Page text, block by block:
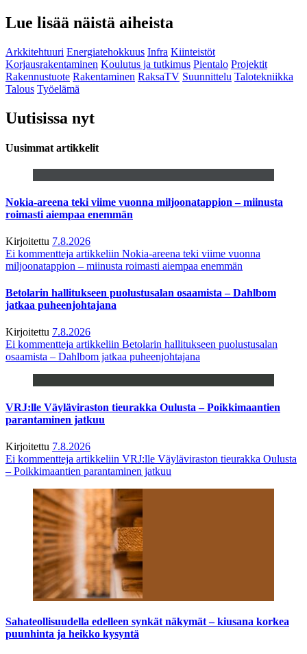
Lue lisää näistä aiheista
Arkkitehtuuri Energiatehokkuus Infra Kiinteistöt
Korjausrakentaminen Koulutus ja tutkimus Pientalo Projektit
Rakennustuote Rakentaminen RaksaTV Suunnittelu Talotekniikka
Talous Työelämä
Uutisissa nyt
Uusimmat artikkelit
Nokia-areena teki viime vuonna miljoonatappion – miinusta
roimasti aiempaa enemmän
Kirjoitettu 7.8.2026
Ei kommentteja artikkeliin Nokia-areena teki viime vuonna
miljoonatappion – miinusta roimasti aiempaa enemmän
Betolarin hallitukseen puolustusalan osaamista – Dahlbom
jatkaa puheenjohtajana
Kirjoitettu 7.8.2026
Ei kommentteja artikkeliin Betolarin hallitukseen puolustusalan
osaamista – Dahlbom jatkaa puheenjohtajana
VRJ:lle Väyläviraston tieurakka Oulusta – Poikkimaantien
parantaminen jatkuu
Kirjoitettu 7.8.2026
Ei kommentteja artikkeliin VRJ:lle Väyläviraston tieurakka Oulusta
– Poikkimaantien parantaminen jatkuu
Sahateollisuudella edelleen synkät näkymät – kiusana korkea
puunhinta ja heikko kysyntä